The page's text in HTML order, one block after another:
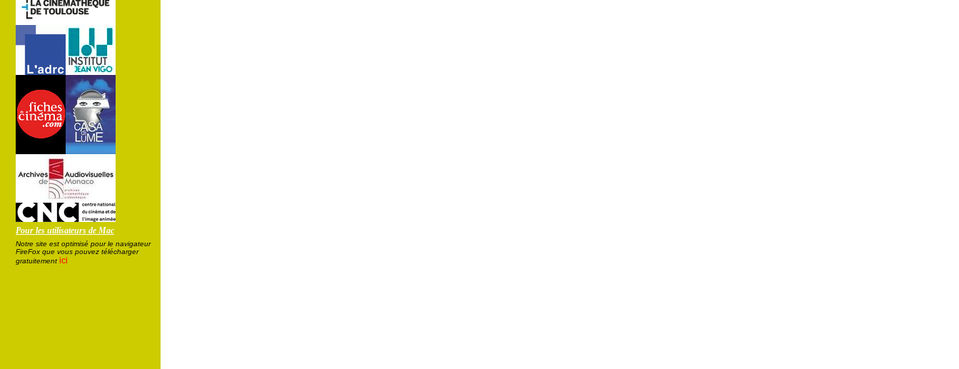
Pour les utilisateurs de Mac
Notre site est optimisé pour le navigateur
FireFox que vous pouvez télécharger
gratuitement ici